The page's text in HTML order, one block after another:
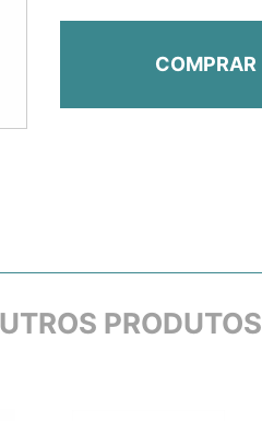
COMPRAR
PRODUTOS